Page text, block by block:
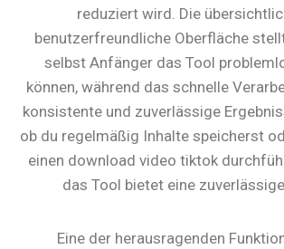
reduziert wird. Die
benutzerfreundliche Oberfläche
selbst Anfänger das Tool
können, während das schnelle
konsistente und zuverlässige
ob du regelmäßig Inhalte speicherst
einen download video tiktok
das Tool bietet eine
Eine der herausragenden